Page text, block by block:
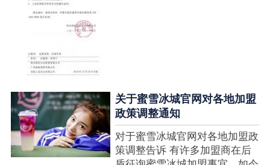
关于蜜雪冰城官网对各地加盟
政策调整通知
对于蜜雪冰城官网对各地加盟政
策调整告诉 有许多加盟商在后